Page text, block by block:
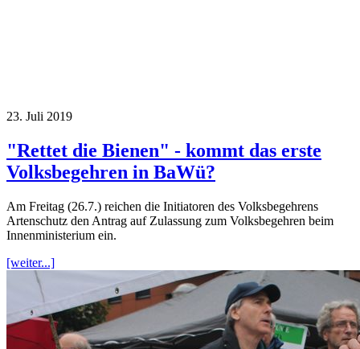
23. Juli 2019
"Rettet die Bienen" - kommt das erste
Volksbegehren in BaWü?
Am Freitag (26.7.) reichen die Initiatoren des Volksbegehrens
Artenschutz den Antrag auf Zulassung zum Volksbegehren beim
Innenministerium ein.
[weiter...]